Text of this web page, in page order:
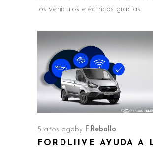
los vehículos eléctricos gracias
5 años agoby F.Rebollo
FORDLIIVE AYUDA A